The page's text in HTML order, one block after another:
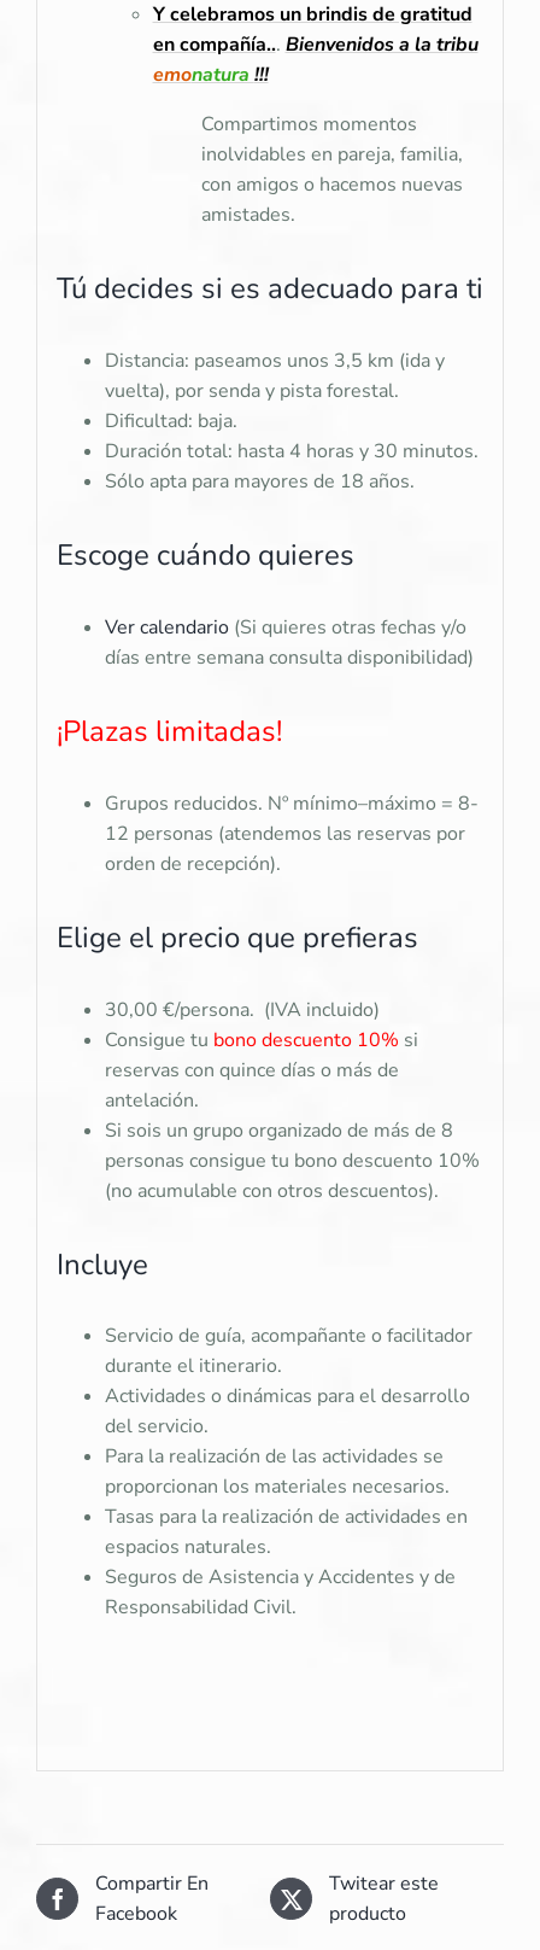
Y celebramos un brindis de gratitud
en compañía... Bienvenidos a la tribu
emonatura !!!
Compartimos momentos
inolvidables en pareja, familia,
con amigos o hacemos nuevas
amistades.
Tú decides si es adecuado para ti
Distancia: paseamos unos 3,5 km (ida y
vuelta), por senda y pista forestal.
Dificultad: baja.
Duración total: hasta 4 horas y 30 minutos.
Sólo apta para mayores de 18 años.
Escoge cuándo quieres
Ver calendario(Si quieres otras fechas y/o
días entre semana consulta disponibilidad)
¡Plazas limitadas!
Grupos reducidos. Nº mínimo–máximo = 8-
12 personas (atendemos las reservas por
orden de recepción).
Elige el precio que prefieras
30,00 €/persona. (IVA incluido)
Consigue tu bono descuento 10% si
reservas con quince días o más de
antelación.
Si sois un grupo organizado de más de 8
personas consigue tu bono descuento 10%
(no acumulable con otros descuentos).
Incluye
Servicio de guía, acompañante o facilitador
durante el itinerario.
Actividades o dinámicas para el desarrollo
del servicio.
Para la realización de las actividades se
proporcionan los materiales necesarios.
Tasas para la realización de actividades en
espacios naturales.
Seguros de Asistencia y Accidentes y de
Responsabilidad Civil.
Compartir En
Facebook
Twitear este
producto